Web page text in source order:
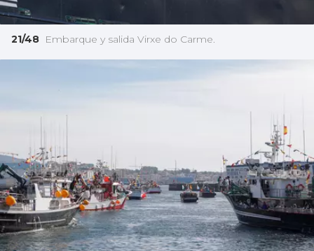
21/48 Embarque y salida Virxe do Carme.